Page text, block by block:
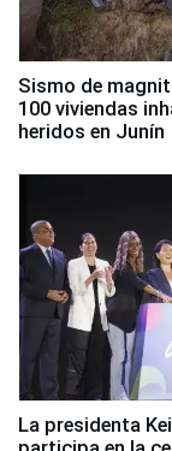
Sismo de
100 viviendas
heridos en Junín
La presidenta